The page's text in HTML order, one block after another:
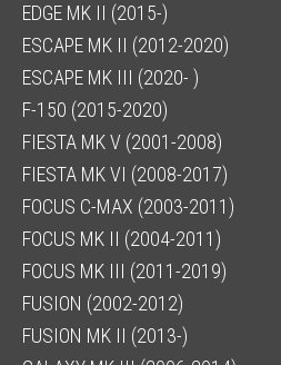
EDGE MK II (2015-)
ESCAPE MK II (2012-2020)
ESCAPE MK III (2020- )
F-150 (2015-2020)
FIESTA MK V (2001-2008)
FIESTA MK VI (2008-2017)
FOCUS C-MAX (2003-2011)
FOCUS MK II (2004-2011)
FOCUS MK III (2011-2019)
FUSION (2002-2012)
FUSION MK II (2013-)